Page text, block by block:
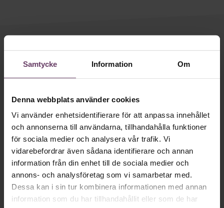
Samtycke Information Om
Denna webbplats använder cookies
Vi använder enhetsidentifierare för att anpassa innehållet
och annonserna till användarna, tillhandahålla funktioner
för sociala medier och analysera vår trafik. Vi
vidarebefordrar även sådana identifierare och annan
information från din enhet till de sociala medier och
annons- och analysföretag som vi samarbetar med.
Dessa kan i sin tur kombinera informationen med annan
information som du har tillhandahållit eller som de har
Logga in
Prenumerera
personuppgiftsbehandling
Sök
efter:
Håll dig uppdaterad med våra
nyhetsbrev!
vecka det bästa från Chef och
Chefakademin. Ledarskapsnytta och
inspiration för dig som är chef, ledare
och/eller HR. Missa inget – börja
prenumerera idag! Det är helt kostnadsfritt.
JA TACK, JAG VILL HA NYHETSBREV!